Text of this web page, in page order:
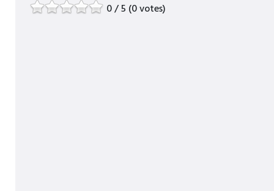
0 / 5 (0 votes)